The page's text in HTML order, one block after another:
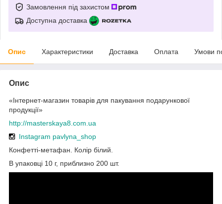
Замовлення під захистом
Доступна доставка
Опис Характеристики Доставка Оплата Умови
Опис
«Інтернет-магазин товарів для пакування подарункової
продукції»
http://masterskaya8.com.ua
Instagram pavlyna_shop
Конфетті-метафан. Колір білий.
В упаковці 10 г, приблизно 200 шт.